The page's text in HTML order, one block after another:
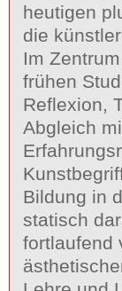
heutigen
die
Im
frühen
Reflexion,
Abgleich
Bildung in
statisch
fortlaufend